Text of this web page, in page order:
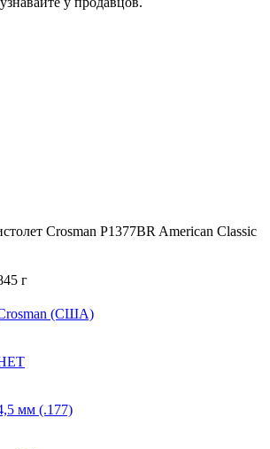
Crosman P1377BR American Classic
г
(США)
мм (.177)